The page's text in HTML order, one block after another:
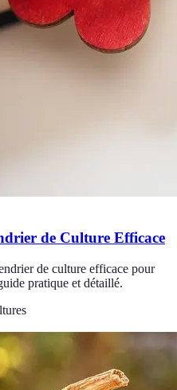
de Culture Efficace
de culture efficace pour
pratique et détaillé.